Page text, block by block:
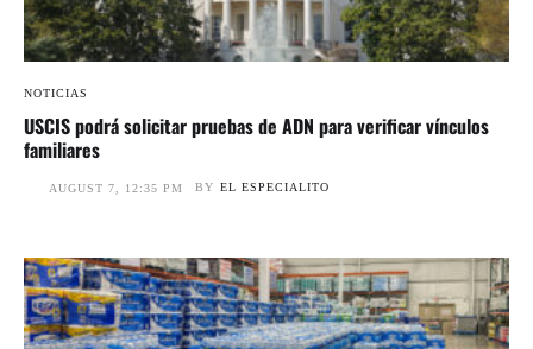
NOTICIAS
USCIS podrá solicitar pruebas de ADN para verificar vínculos
familiares
AUGUST 7, 12:35 PM BY EL ESPECIALITO